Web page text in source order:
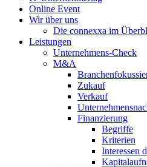
Online Event
Wir über uns
Die connexxa im
Leistungen
Unternehmens-Check
M&A
Zukauf
Verkauf
Finanzierung
Begriffe
Kriterien
Interessen